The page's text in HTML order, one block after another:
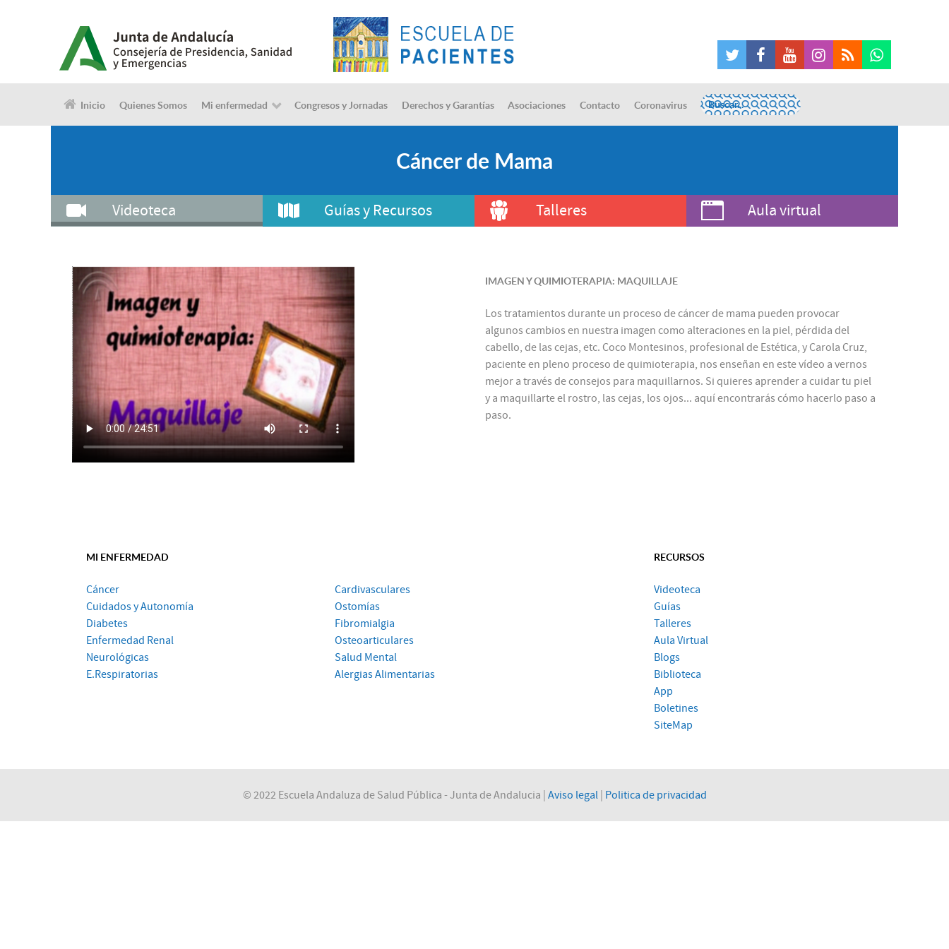
Inicio Quienes Somos Mi enfermedad Congresos y Jornadas Derechos y Garantías Asociaciones Contacto Coronavirus
Cáncer de Mama
Videoteca Guías y Recursos Talleres Aula virtual
IMAGEN Y QUIMIOTERAPIA: MAQUILLAJE
Los tratamientos durante un proceso de cáncer de mama pueden provocar
algunos cambios en nuestra imagen como alteraciones en la piel, pérdida del
cabello, de las cejas, etc. Coco Montesinos, profesional de Estética, y Carola Cruz,
paciente en pleno proceso de quimioterapia, nos enseñan en este vídeo a vernos
mejor a través de consejos para maquillarnos. Si quieres aprender a cuidar tu piel
y a maquillarte el rostro, las cejas, los ojos... aquí encontrarás cómo hacerlo paso a
paso.
MI ENFERMEDAD
Cáncer
Cuidados y Autonomía
Diabetes
Enfermedad Renal
Neurológicas
E.Respiratorias
Cardivasculares
Ostomías
Fibromialgia
Osteoarticulares
Salud Mental
Alergias Alimentarias
RECURSOS
Videoteca
Guías
Talleres
Aula Virtual
Blogs
Biblioteca
App
Boletines
SiteMap
© 2022 Escuela Andaluza de Salud Pública - Junta de Andalucia | Aviso legal| Politica de privacidad